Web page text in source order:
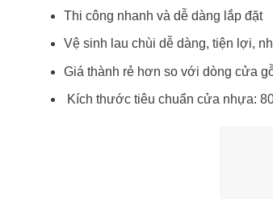
Thi công nhanh và dễ dàng lắp đặt
Vệ sinh lau chùi dễ dàng, tiện lợi,
Giá thành rẻ hơn so với dòng cửa
Kích thước tiêu chuẩn cửa nhựa: